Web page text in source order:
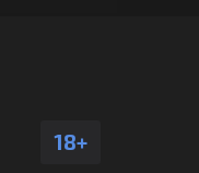
18+